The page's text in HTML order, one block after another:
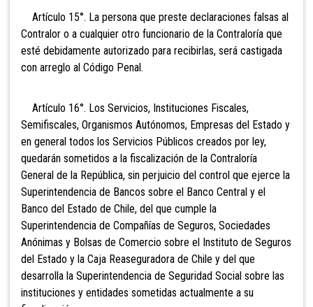
Artículo 15°. La persona que preste declaraciones falsas al
Contralor o a cualquier otro funcionario de la Contraloría que
esté debidamente autorizado para recibirlas, será castigada
con arreglo al Código Penal.
Artículo 16°. Los Servicios, Instituciones Fiscales,
Semifiscales, Organismos Autónomos, Empresas del Estado y
en general todos los Servicios Públicos creados por ley,
quedarán sometidos a la fiscalización de la Contraloría
General de la República, sin perjuicio del control que ejerce la
Superintendencia de Bancos sobre el Banco Central y el
Banco del Estado de Chile, del que cumple la
Superintendencia de Compañías de Seguros, Sociedades
Anónimas y Bolsas de Comercio sobre el Instituto de Seguros
del Estado y la Caja Reaseguradora de Chile y del que
desarrolla la Superintendencia de Seguridad Social sobre las
instituciones y entidades sometidas actualmente a su